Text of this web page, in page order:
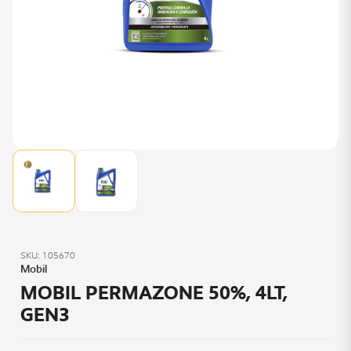
SKU: 105670
Mobil
MOBIL PERMAZONE 50%, 4LT,
GEN3